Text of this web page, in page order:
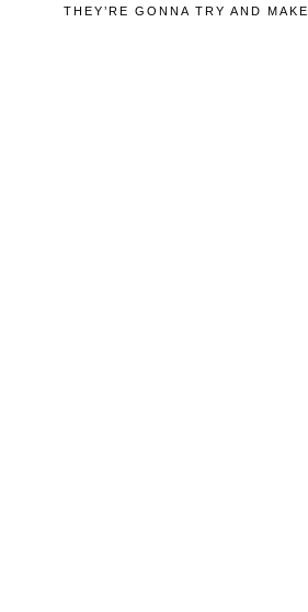
THEY’RE GONNA TRY AND